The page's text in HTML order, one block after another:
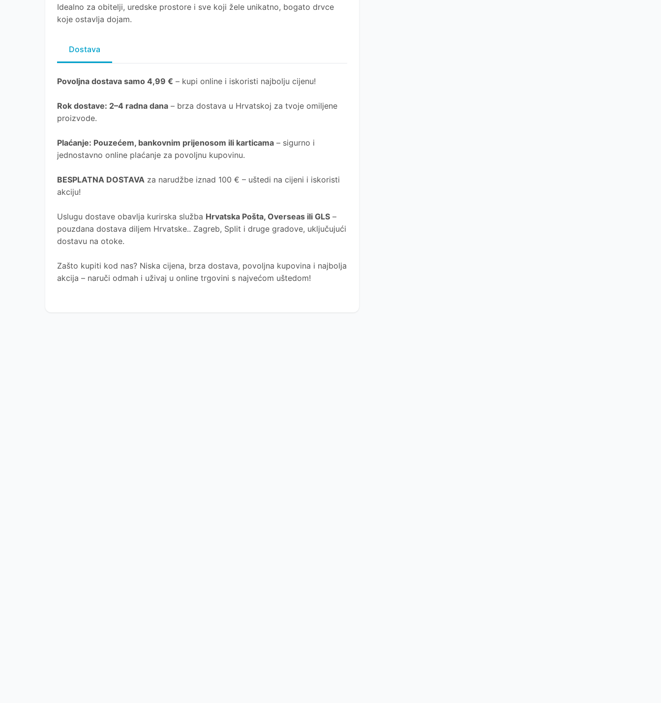
Idealno za obitelji, uredske prostore i sve koji žele unikatno, bogato drvce
koje ostavlja dojam.
Dostava
Povoljna dostava samo 4,99 € – kupi online i iskoristi najbolju cijenu!
Rok dostave: 2–4 radna dana – brza dostava u Hrvatskoj za tvoje omiljene
proizvode.
Plaćanje: Pouzećem, bankovnim prijenosom ili karticama – sigurno i
jednostavno online plaćanje za povoljnu kupovinu.
BESPLATNA DOSTAVA za narudžbe iznad 100 € – uštedi na cijeni i iskoristi
akciju!
Uslugu dostave obavlja kurirska služba Hrvatska Pošta, Overseas ili GLS –
pouzdana dostava diljem Hrvatske.. Zagreb, Split i druge gradove, uključujući
dostavu na otoke.
Zašto kupiti kod nas? Niska cijena, brza dostava, povoljna kupovina i najbolja
akcija – naruči odmah i uživaj u online trgovini s najvećom uštedom!